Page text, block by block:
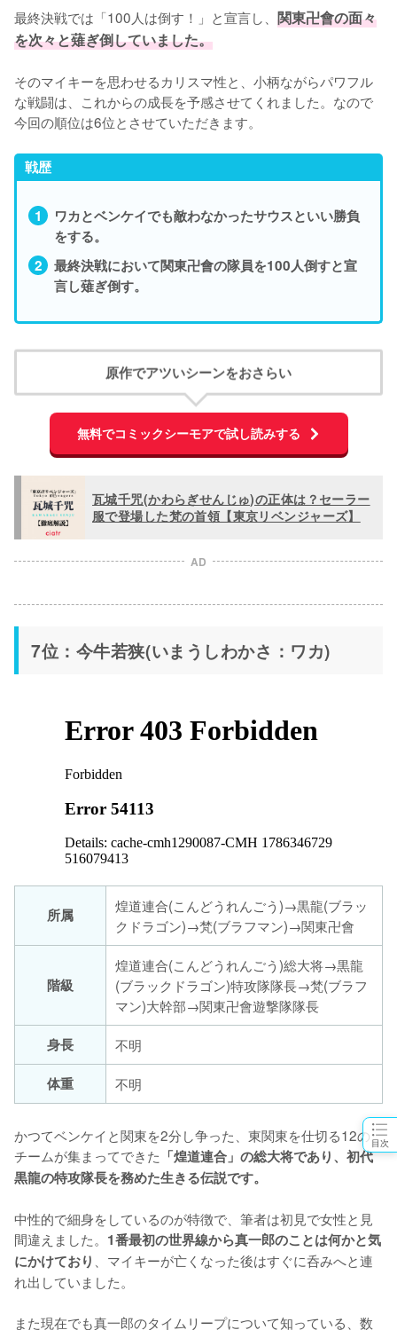
目次
最終決戦では「100人は倒す！」と宣言し、 関東卍會の面々
を次々と薙ぎ倒していました。
そのマイキーを思わせるカリスマ性と、小柄ながらパワフル
な戦闘は、これからの成長を予感させてくれました。なので
今回の順位は6位とさせていただきます。
戦歴
ワカとベンケイでも敵わなかったサウスといい勝負
をする。
最終決戦において関東卍會の隊員を100人倒すと宣
言し薙ぎ倒す。
原作でアツいシーンをおさらい
無料でコミックシーモアで試し読みする
瓦城千咒(かわらぎせんじゅ)の正体は？セーラー
服で登場した梵の首領【東京リベンジャーズ】
AD
7位：今牛若狭(いまうしわかさ：ワカ)
所属
煌道連合(こんどうれんごう)→黒龍(ブラッ
クドラゴン)→梵(ブラフマン)→関東卍會
階級
煌道連合(こんどうれんごう)総大将→黒龍
(ブラックドラゴン)特攻隊隊長→梵(ブラフ
マン)大幹部→関東卍會遊撃隊隊長
身長
不明
体重
不明
かつてベンケイと関東を2分し争った、東関東を仕切る12の
チームが集まってできた 「煌道連合」の総大将であり、初代
黒龍の特攻隊長を務めた生きる伝説です。
中性的で細身をしているのが特徴で、筆者は初見で女性と見
間違えました。 1番最初の世界線から真一郎のことは何かと気
にかけており
、マイキーが亡くなった後はすぐに呑みへと連
れ出していました。
また現在でも真一郎のタイムリープについて知っている、数